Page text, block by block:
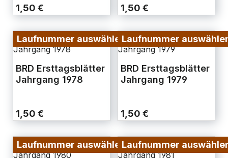
1,50 € 1,50 €
Laufnummer auswählen
BRD Ersttagsblätter
Jahrgang 1978
1,50 €
Laufnummer
BRD Ersttagsblätter
Jahrgang 1979
1,50 €
Laufnummer auswählenLaufnummer